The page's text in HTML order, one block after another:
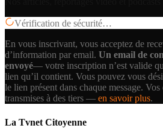
Vérification de sécurité…
En vous inscrivant, vous acceptez de
d’information par email. Un email de
envoyé— votre inscription n’est valide
lien qu’il contient. Vous pouvez vous
le lien présent dans chaque message.
transmises à des tiers — en savoir plus.
La Tvnet Citoyenne